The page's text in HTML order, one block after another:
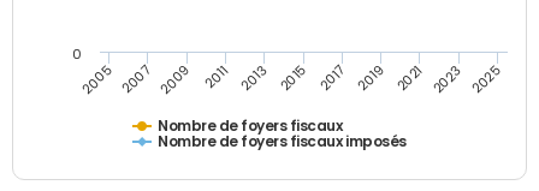
Nombre de foyers fiscaux
Nombre de foyers fiscaux imposés
2005 2007 2009 2011 2013 2015 2017 2019 2021 2023 2025
0